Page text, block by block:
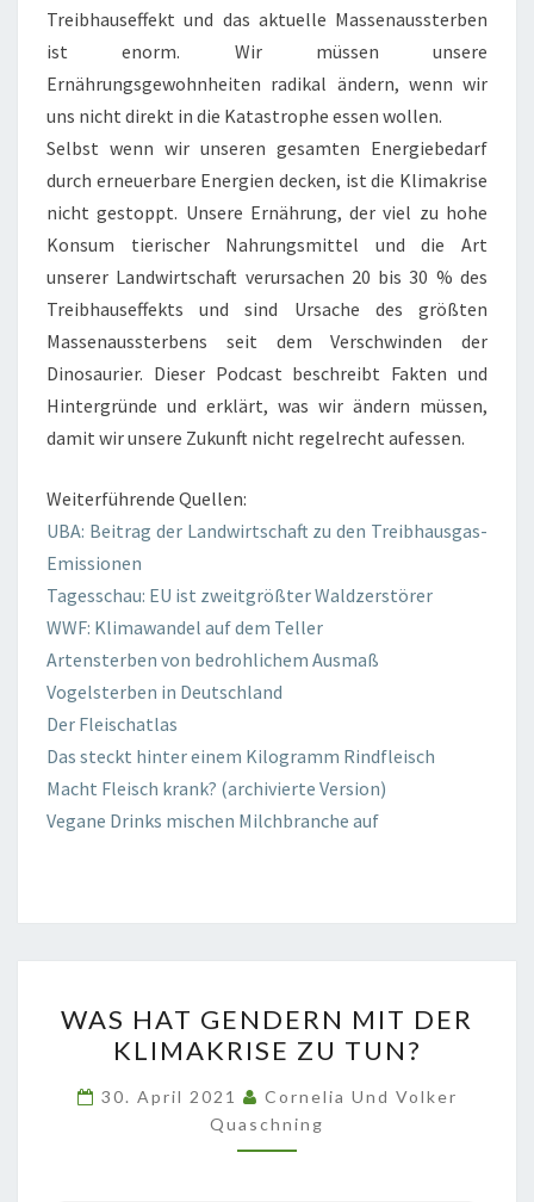
Treibhauseffekt und das aktuelle Massenaussterben
ist enorm. Wir müssen unsere
Ernährungsgewohnheiten radikal ändern, wenn wir
uns nicht direkt in die Katastrophe essen wollen.
Selbst wenn wir unseren gesamten Energiebedarf
durch erneuerbare Energien decken, ist die Klimakrise
nicht gestoppt. Unsere Ernährung, der viel zu hohe
Konsum tierischer Nahrungsmittel und die Art
unserer Landwirtschaft verursachen 20 bis 30 % des
Treibhauseffekts und sind Ursache des größten
Massenaussterbens seit dem Verschwinden der
Dinosaurier. Dieser Podcast beschreibt Fakten und
Hintergründe und erklärt, was wir ändern müssen,
damit wir unsere Zukunft nicht regelrecht aufessen.
Weiterführende Quellen:
UBA: Beitrag der Landwirtschaft zu den Treibhausgas-
Emissionen
Tagesschau: EU ist zweitgrößter Waldzerstörer
WWF: Klimawandel auf dem Teller
Artensterben von bedrohlichem Ausmaß
Vogelsterben in Deutschland
Der Fleischatlas
Das steckt hinter einem Kilogramm Rindfleisch
Macht Fleisch krank? (archivierte Version)
Vegane Drinks mischen Milchbranche auf
HAT
GENDERN
MIT
DER
KLIMAKRISE
WAS HAT GENDERN MIT DER
KLIMAKRISE ZU TUN?
30. April 2021
Cornelia Und Volker
Quaschning